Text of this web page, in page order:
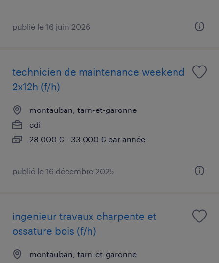
publié le 16 juin 2026
technicien de maintenance weekend
2x12h (f/h)
montauban, tarn-et-garonne
cdi
28 000 € - 33 000 € par année
publié le 16 décembre 2025
ingenieur travaux charpente et
ossature bois (f/h)
montauban, tarn-et-garonne